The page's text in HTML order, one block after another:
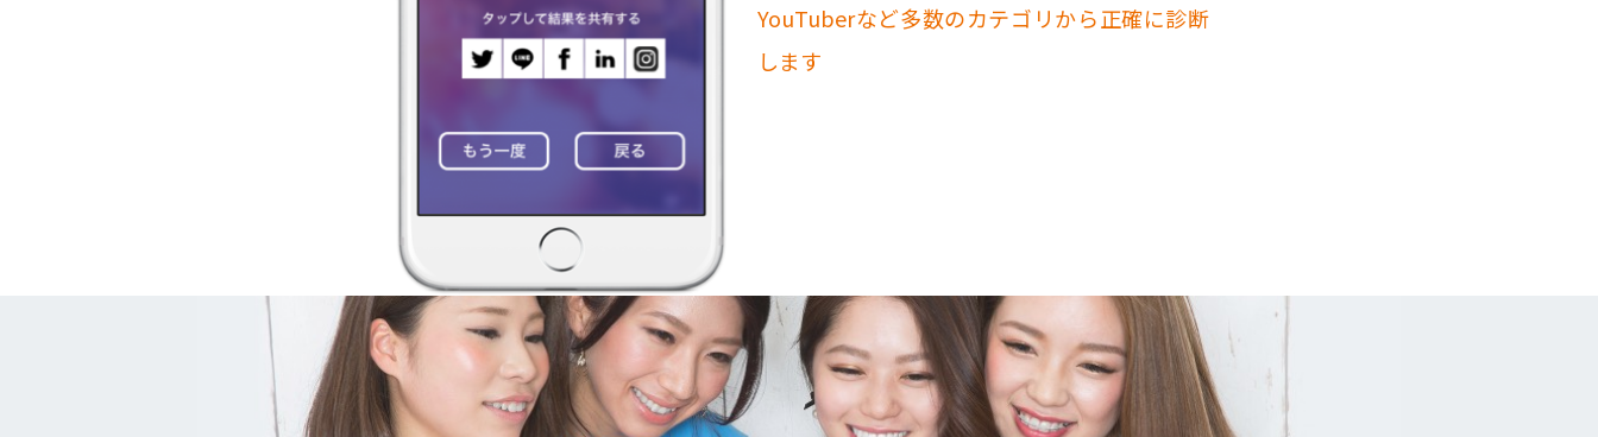
YouTuberなど多数のカテゴリから正確に診断
します